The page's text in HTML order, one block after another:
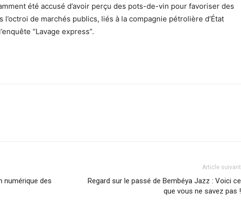
été accusé d’avoir perçu des pots-de-vin pour favoriser des
de marchés publics, liés à la compagnie pétrolière d’État
“Lavage express”.
numérique des
Article suivant
Regard sur le passé de Bembéya Jazz : Voici ce
que vous ne savez pas !